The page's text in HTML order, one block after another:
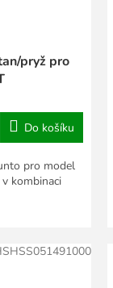
pryž pro
Do košíku
pro model
kombinaci